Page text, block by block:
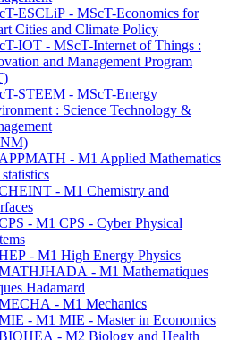
ESCLiP - MScT-Economics for
Cities and Climate Policy
IOT - MScT-Internet of Things :
and Management Program
STEEM - MScT-Energy
: Science Technology &
- M1 Applied Mathematics
- M1 Chemistry and
- M1 CPS - Cyber Physical
- M1 High Energy Physics
- M1 Mathematiques
Hadamard
- M1 Mechanics
- M1 MIE - Master in Economics
- M2 Biology and Health